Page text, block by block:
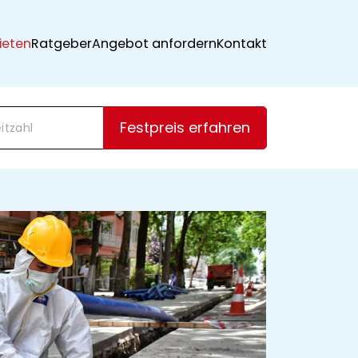
RatgeberAngebot anfordernKontakt
Festpreis erfahren